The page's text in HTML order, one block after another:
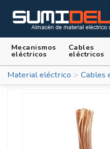
Mecanismos
eléctricos
Cables
eléctricos
Material eléctrico Cables